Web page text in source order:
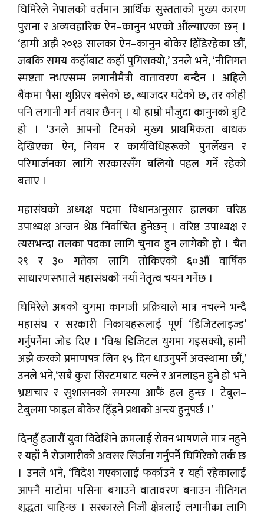
घिमिरेले नेपालको वर्तमान आर्थिक सुस्तताको मुख्य कारण
पुराना र अव्यवहारिक ऐन–कानुन भएको औंल्याएका छन् ।
‘हामी अझै २०१३ सालका ऐन–कानुन बोकेर हिँडिरहेका छौं,
जबकि समय कहाँबाट कहाँ पुगिसक्यो,’ उनले भने, ‘नीतिगत
स्पष्टता नभएसम्म लगानीमैत्री वातावरण बन्दैन । अहिले
बैंकमा पैसा थुप्रिएर बसेको छ, ब्याजदर घटेको छ, तर कोही
पनि लगानी गर्न तयार छैनन् । यो हाम्रो मौजुदा कानुनको त्रुटि
हो । ‘उनले आफ्नो टिमको मुख्य प्राथमिकता बाधक
देखिएका ऐन, नियम र कार्यविधिहरूको पुनर्लेखन र
परिमार्जनका लागि सरकारसँग बलियो पहल गर्ने रहेको
बताए ।
महासंघको अध्यक्ष पदमा विधानअनुसार हालका वरिष्ठ
उपाध्यक्ष अन्जन श्रेष्ठ निर्वाचित हुनेछन् । वरिष्ठ उपाध्यक्ष र
त्यसभन्दा तलका पदका लागि चुनाव हुन लागेको हो । चैत
२९ र ३० गतेका लागि तोकिएको ६०औं वार्षिक
साधारणसभाले महासंघको नयाँ नेतृत्व चयन गर्नेछ ।
घिमिरेले अबको युगमा कागजी प्रक्रियाले मात्र नचल्ने भन्दै
महासंघ र सरकारी निकायहरूलाई पूर्ण ‘डिजिटलाइज्ड’
गर्नुपर्नेमा जोड दिए । ‘विश्व डिजिटल युगमा गइसक्यो, हामी
अझै करको प्रमाणपत्र लिन १५ दिन धाउनुपर्ने अवस्थामा छौं,’
उनले भने,‘सबै कुरा सिस्टमबाट चल्ने र अनलाइन हुने हो भने
भ्रष्टाचार र सुशासनको समस्या आफैं हल हुन्छ । टेबुल–
टेबुलमा फाइल बोकेर हिँड्ने प्रथाको अन्त्य हुनुपर्छ ।’
दिनहुँ हजारौं युवा विदेशिने क्रमलाई रोक्न भाषणले मात्र नहुने
र यहाँ नै रोजगारीको अवसर सिर्जना गर्नुपर्ने घिमिरेको तर्क छ
। उनले भने, ‘विदेश गएकालाई फर्काउने र यहाँ रहेकालाई
आफ्नै माटोमा पसिना बगाउने वातावरण बनाउन नीतिगत
शुद्धता चाहिन्छ । सरकारले निजी क्षेत्रलाई लगानीका लागि